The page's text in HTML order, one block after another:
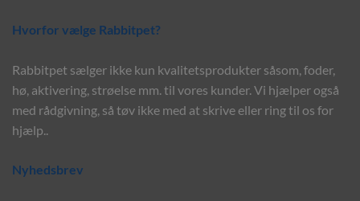
Hvorfor vælge Rabbitpet?
Rabbitpet sælger ikke kun kvalitetsprodukter såsom, foder,
hø, aktivering, strøelse mm. til vores kunder. Vi hjælper også
med rådgivning, så tøv ikke med at skrive eller ring til os for
hjælp..
Nyhedsbrev